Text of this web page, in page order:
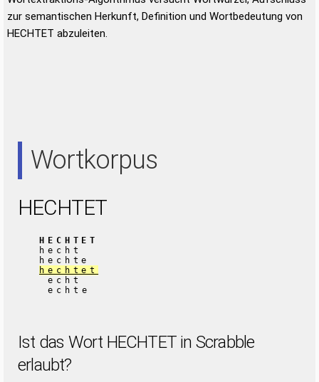
zur semantischen Herkunft, Definition und Wortbedeutung von
HECHTET abzuleiten.
Wortkorpus
HECHTET
HECHTET
hecht
hechte
hechtet
echt
echte
Ist das Wort HECHTET in Scrabble
erlaubt?